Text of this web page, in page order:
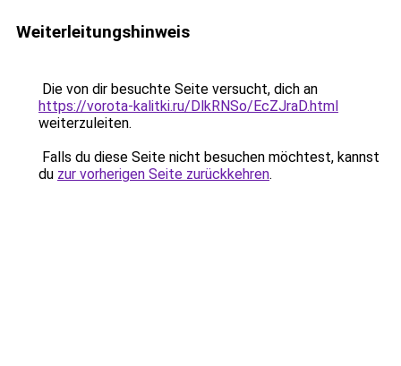
Weiterleitungshinweis
Die von dir besuchte Seite versucht, dich an
https://vorota-kalitki.ru/DlkRNSo/EcZJraD.html
weiterzuleiten.
Falls du diese Seite nicht besuchen möchtest, kannst
du zur vorherigen Seite zurückkehren.